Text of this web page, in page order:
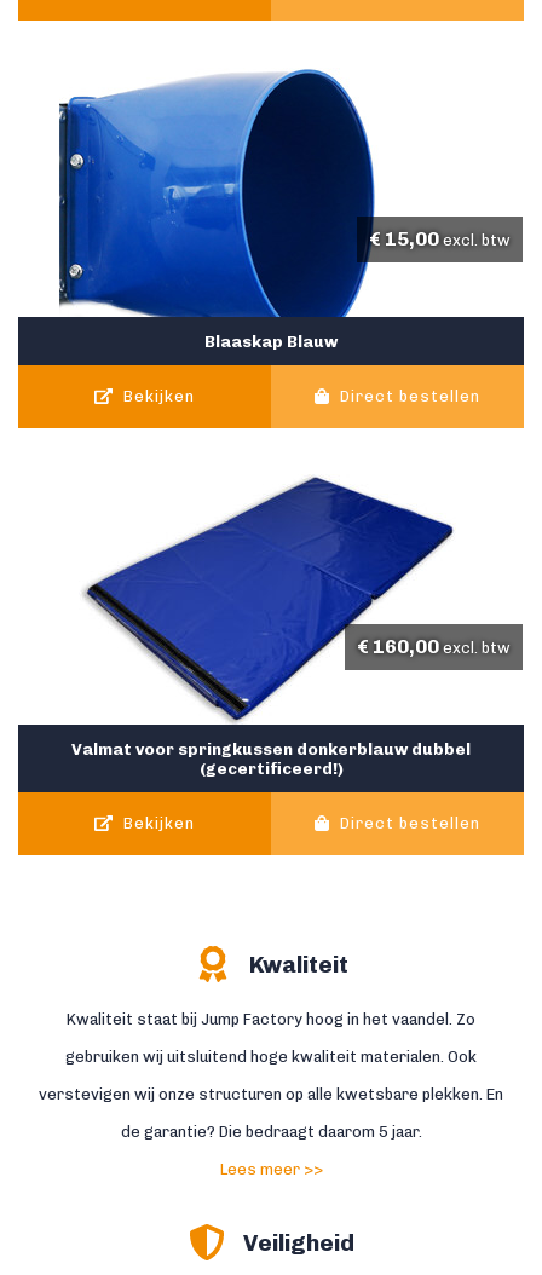
Blaaskap Blauw
€ 15,00 excl. btw
Bekijken Direct bestellen
Valmat voor springkussen donkerblauw dubbel
(gecertificeerd!)
€ 160,00 excl. btw
Bekijken Direct bestellen
Kwaliteit
Kwaliteit staat bij Jump Factory hoog in het vaandel. Zo
gebruiken wij uitsluitend hoge kwaliteit materialen. Ook
verstevigen wij onze structuren op alle kwetsbare plekken. En
de garantie? Die bedraagt daarom 5 jaar.
Lees meer >>
Veiligheid